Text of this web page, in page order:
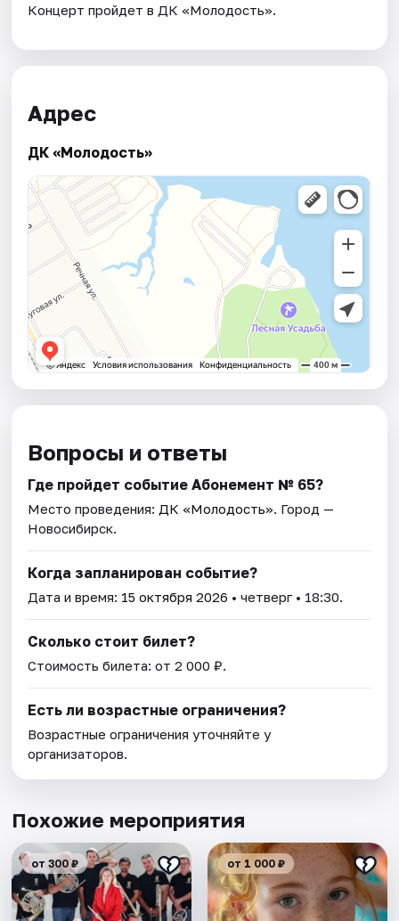
Концерт пройдет в ДК «Молодость».
Адрес
ДК «Молодость»
Вопросы и ответы
Где пройдет событие Абонемент № 65?
Место проведения: ДК «Молодость». Город —
Новосибирск.
Когда запланирован событие?
Дата и время: 15 октября 2026 • четверг • 18:30.
Сколько стоит билет?
Стоимость билета: от 2 000 ₽.
Есть ли возрастные ограничения?
Возрастные ограничения уточняйте у
организаторов.
Похожие мероприятия
от 300 ₽ от 1 000 ₽